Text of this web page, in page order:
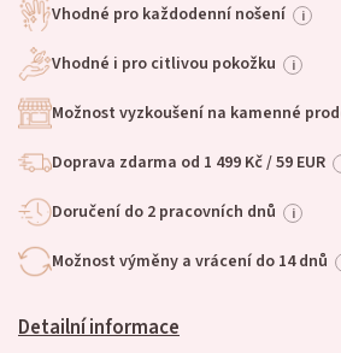
Vhodné pro každodenní nošení i
Vhodné i pro citlivou pokožku i
Možnost vyzkoušení na kamenné
Doprava zdarma od 1 499 Kč / 59 EUR
Doručení do 2 pracovních dnů i
Možnost výměny a vrácení do 14 dnů
Detailní informace